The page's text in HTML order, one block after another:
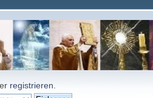
registrieren